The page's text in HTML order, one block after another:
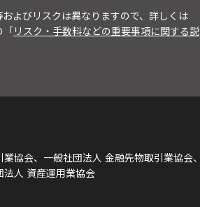
よびリスクは異なりますので、詳しくは
「リスク・手数料などの重要事項に関する説
協会、一般社団法人 金融先物取引業協会、
人 資産運用業協会